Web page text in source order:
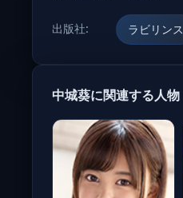
出版社: ラビリンス
中城葵に関連する人物